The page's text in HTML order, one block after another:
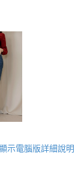
示電腦版詳細說明